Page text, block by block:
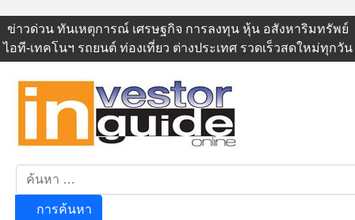
ข่าวด่วน ทันเหตุการณ์ เศรษฐกิจ การลงทุน หุ้น อสังหาริมทรัพย์ ไอที-
เทคโนฯ รถยนต์ ท่องเที่ยว ต่างประเทศ รวดเร็วสดใหม่ทุกวัน
การค้นหา